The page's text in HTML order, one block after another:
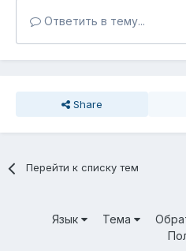
Ответить в тему...
Share
Перейти к списку тем
Язык Тема